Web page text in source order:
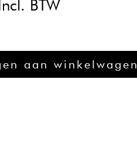
BTW
aan winkelwagen